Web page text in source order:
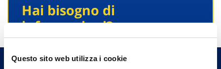
Questo sito web utilizza i cookie
Hai bisogno di
informazioni?
Trova l'Agenzia più vicina a te e parla con
un nostro Agente.